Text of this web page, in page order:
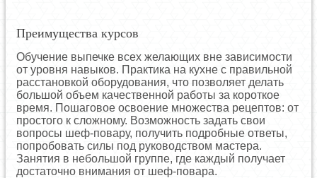
Преимущества курсов
Обучение выпечке всех желающих вне зависимости
от уровня навыков. Практика на кухне с правильной
расстановкой оборудования, что позволяет делать
большой объем качественной работы за короткое
время. Пошаговое освоение множества рецептов: от
простого к сложному. Возможность задать свои
вопросы шеф-повару, получить подробные ответы,
попробовать силы под руководством мастера.
Занятия в небольшой группе, где каждый получает
достаточно внимания от шеф-повара.